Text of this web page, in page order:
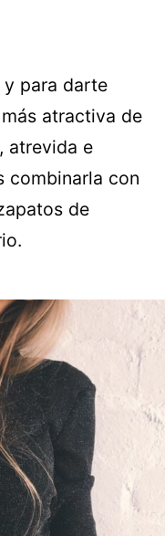
y para darte
atractiva de
atrevida e
combinarla con
de